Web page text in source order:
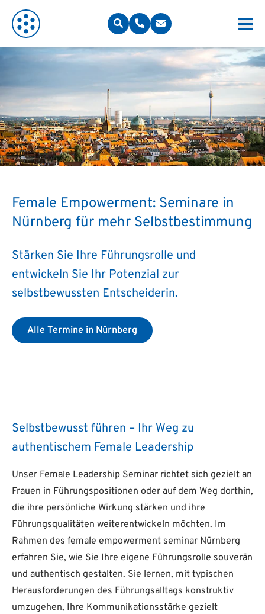
Female Empowerment: Seminare in
Nürnberg für mehr Selbstbestimmung
Stärken Sie Ihre Führungsrolle und
entwickeln Sie Ihr Potenzial zur
selbstbewussten Entscheiderin.
Alle Termine in Nürnberg
Selbstbewusst führen – Ihr Weg zu
authentischem Female Leadership
Unser Female Leadership Seminar richtet sich gezielt an
Frauen in Führungspositionen oder auf dem Weg dorthin,
die ihre persönliche Wirkung stärken und ihre
Führungsqualitäten weiterentwickeln möchten. Im
Rahmen des female empowerment seminar Nürnberg
erfahren Sie, wie Sie Ihre eigene Führungsrolle souverän
und authentisch gestalten. Sie lernen, mit typischen
Herausforderungen des Führungsalltags konstruktiv
umzugehen, Ihre Kommunikationsstärke gezielt